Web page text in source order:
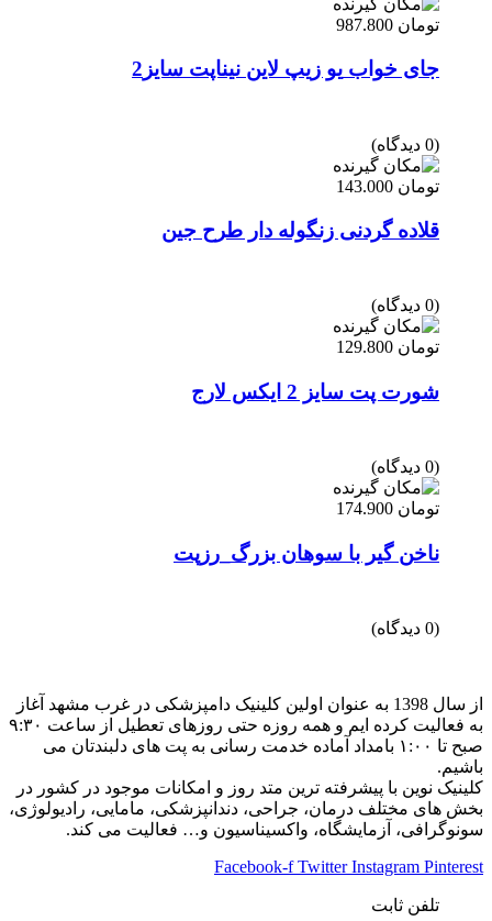
تومان
جای خواب یو زیپ لاین نیناپت سایز2
(0 دیدگاه)
تومان
قلاده گردنی زنگوله دار طرح جین
(0 دیدگاه)
تومان
شورت پت سایز 2 ایکس لارج
(0 دیدگاه)
تومان
ناخن گیر با سوهان بزرگ_رزپت
(0 دیدگاه)
از سال 1398 به عنوان اولین کلینیک دامپزشکی در غرب مشهد آغاز
به فعالیت کرده ایم و همه روزه حتی روزهای تعطیل از ساعت ۹:۳۰
صبح تا ۱:۰۰ بامداد آماده خدمت رسانی به پت های دلبندتان می
باشیم.
کلینیک نوین با پیشرفته ترین متد روز و امکانات موجود در کشور در
بخش های مختلف درمان، جراحی، دندانپزشکی، مامایی، رادیولوژی،
سونوگرافی، آزمایشگاه، واکسیناسیون و… فعالیت می کند.
Facebook-f Twitter Instagram Pinterest
تلفن ثابت